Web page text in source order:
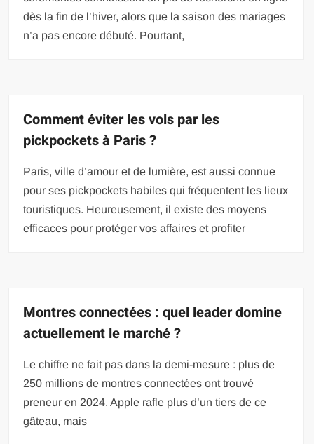
dès la fin de l’hiver, alors que la saison des mariages
n’a pas encore débuté. Pourtant,
Comment éviter les vols par les
pickpockets à Paris ?
Paris, ville d’amour et de lumière, est aussi connue
pour ses pickpockets habiles qui fréquentent les lieux
touristiques. Heureusement, il existe des moyens
efficaces pour protéger vos affaires et profiter
Montres connectées : quel leader domine
actuellement le marché ?
Le chiffre ne fait pas dans la demi-mesure : plus de
250 millions de montres connectées ont trouvé
preneur en 2024. Apple rafle plus d’un tiers de ce
gâteau, mais